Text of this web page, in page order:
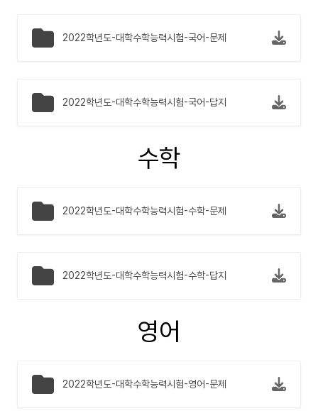
2022학년도-대학수학능력시험-국어-문제
2022학년도-대학수학능력시험-국어-답지
수학
2022학년도-대학수학능력시험-수학-문제
2022학년도-대학수학능력시험-수학-답지
영어
2022학년도-대학수학능력시험-영어-문제